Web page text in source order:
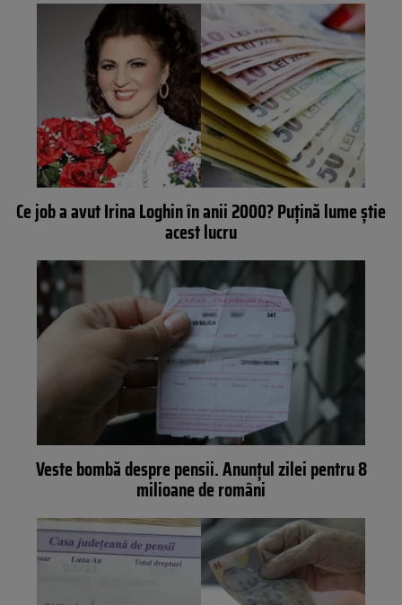
Ce job a avut Irina Loghin în anii 2000? Puțină lume știe
acest lucru
Veste bombă despre pensii. Anunțul zilei pentru 8
milioane de români